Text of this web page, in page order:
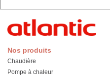
Nos produits
Chaudière
Pompe à chaleur